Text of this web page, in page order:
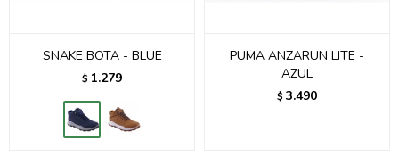
SNAKE BOTA - BLUE
$ 1.279
PUMA ANZARUN LITE -
AZUL
$ 3.490